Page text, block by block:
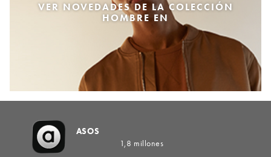
VER NOVEDADES DE LA COLECCIÓN
HOMBRE EN
ASOS
1,8 millones